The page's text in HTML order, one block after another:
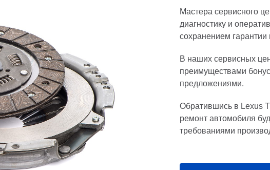
Мастера сервисного
диагностику и
сохранением гарантии
В наших сервисных
преимуществами
предложениями.
Обратившись в Lexus
ремонт автомобиля
требованиями